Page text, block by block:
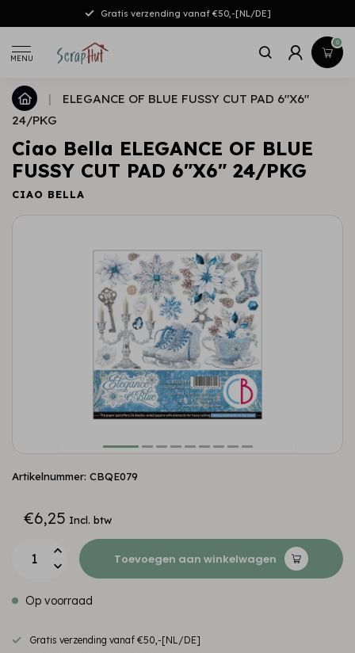
Gratis verzending vanaf €50,-[NL/DE]
MENU
0
|
ELEGANCE OF BLUE FUSSY CUT PAD 6"X6"
24/PKG
Ciao Bella ELEGANCE OF BLUE
FUSSY CUT PAD 6"X6" 24/PKG
CIAO BELLA
Artikelnummer: CBQE079
€6,25 Incl. btw
Toevoegen aan winkelwagen
Op voorraad
Gratis verzending vanaf €50,-[NL/DE]